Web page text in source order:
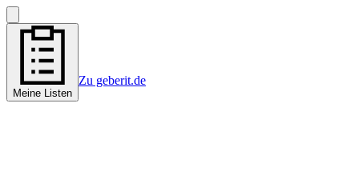
Meine Listen
Zu geberit.de